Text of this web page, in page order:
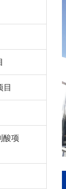
目
酸项